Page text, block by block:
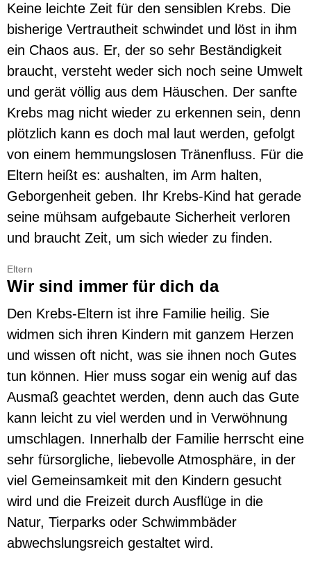
Keine leichte Zeit für den sensiblen Krebs. Die
bisherige Vertrautheit schwindet und löst in ihm
ein Chaos aus. Er, der so sehr Beständigkeit
braucht, versteht weder sich noch seine Umwelt
und gerät völlig aus dem Häuschen. Der sanfte
Krebs mag nicht wieder zu erkennen sein, denn
plötzlich kann es doch mal laut werden, gefolgt
von einem hemmungslosen Tränenfluss. Für die
Eltern heißt es: aushalten, im Arm halten,
Geborgenheit geben. Ihr Krebs-Kind hat gerade
seine mühsam aufgebaute Sicherheit verloren
und braucht Zeit, um sich wieder zu finden.
Eltern
Wir sind immer für dich da
Den Krebs-Eltern ist ihre Familie heilig. Sie
widmen sich ihren Kindern mit ganzem Herzen
und wissen oft nicht, was sie ihnen noch Gutes
tun können. Hier muss sogar ein wenig auf das
Ausmaß geachtet werden, denn auch das Gute
kann leicht zu viel werden und in Verwöhnung
umschlagen. Innerhalb der Familie herrscht eine
sehr fürsorgliche, liebevolle Atmosphäre, in der
viel Gemeinsamkeit mit den Kindern gesucht
wird und die Freizeit durch Ausflüge in die
Natur, Tierparks oder Schwimmbäder
abwechslungsreich gestaltet wird.